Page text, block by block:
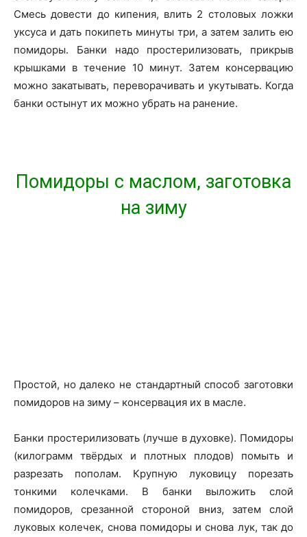
Смесь довести до кипения, влить 2 столовых ложки
уксуса и дать покипеть минуты три, а затем залить ею
помидоры. Банки надо простерилизовать, прикрыв
крышками в течение 10 минут. Затем консервацию
можно закатывать, переворачивать и укутывать. Когда
банки остынут их можно убрать на ранение.
Помидоры с маслом, заготовка
на зиму
Простой, но далеко не стандартный способ заготовки
помидоров на зиму – консервация их в масле.
Банки простерилизовать (лучше в духовке). Помидоры
(килограмм твёрдых и плотных плодов) помыть и
разрезать пополам. Крупную луковицу порезать
тонкими колечками. В банки выложить слой
помидоров, срезанной стороной вниз, затем слой
луковых колечек, снова помидоры и снова лук, так до